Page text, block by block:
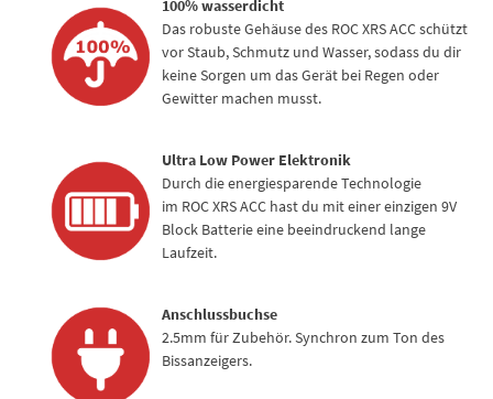
100% wasserdicht
Das robuste Gehäuse des ROC XRS ACC schützt
vor Staub, Schmutz und Wasser, sodass du dir
keine Sorgen um das Gerät bei Regen oder
Gewitter machen musst.
Ultra Low Power Elektronik
Durch die energiesparende Technologie
im ROC XRS ACC hast du mit einer einzigen 9V
Block Batterie eine beeindruckend lange
Laufzeit.
Anschlussbuchse
2.5mm für Zubehör. Synchron zum Ton des
Bissanzeigers.